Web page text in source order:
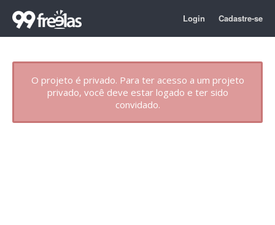
Login Cadastre-se
O projeto é privado. Para ter acesso a um projeto
privado, você deve estar logado e ter sido
convidado.